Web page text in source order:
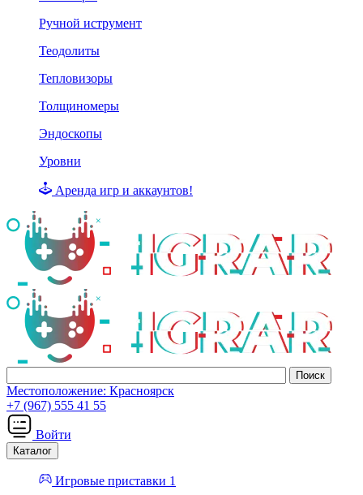
Ручной иструмент
Теодолиты
Тепловизоры
Толщиномеры
Эндоскопы
Уровни
Аренда игр и аккаунтов!
Местоположение: Красноярск
+7 (967) 555 41 55
Войти
Каталог
Игровые приставки 1